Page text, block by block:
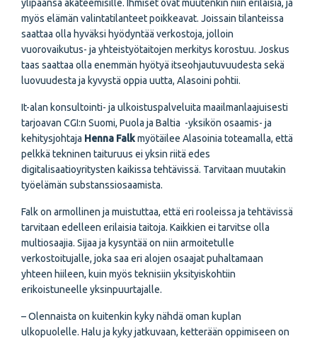
ylipäänsä akateemisille. Ihmiset ovat muutenkin niin erilaisia, ja
myös elämän valintatilanteet poikkeavat. Joissain tilanteissa
saattaa olla hyväksi hyödyntää verkostoja, jolloin
vuorovaikutus- ja yhteistyötaitojen merkitys korostuu. Joskus
taas saattaa olla enemmän hyötyä itseohjautuvuudesta sekä
luovuudesta ja kyvystä oppia uutta, Alasoini pohtii.
It-alan konsultointi- ja ulkoistuspalveluita maailmanlaajuisesti
tarjoavan CGI:n Suomi, Puola ja Baltia -yksikön osaamis- ja
kehitysjohtaja Henna Falkmyötäilee Alasoinia toteamalla, että
pelkkä tekninen taituruus ei yksin riitä edes
digitalisaatioyritysten kaikissa tehtävissä. Tarvitaan muutakin
työelämän substanssiosaamista.
Falk on armollinen ja muistuttaa, että eri rooleissa ja tehtävissä
tarvitaan edelleen erilaisia taitoja. Kaikkien ei tarvitse olla
multiosaajia. Sijaa ja kysyntää on niin armoitetulle
verkostoitujalle, joka saa eri alojen osaajat puhaltamaan
yhteen hiileen, kuin myös teknisiin yksityiskohtiin
erikoistuneelle yksinpuurtajalle.
– Olennaista on kuitenkin kyky nähdä oman kuplan
ulkopuolelle. Halu ja kyky jatkuvaan, ketterään oppimiseen on